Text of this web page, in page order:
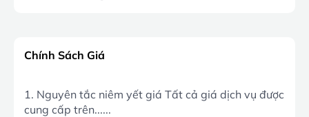
Chính Sách Giá
1. Nguyên tắc niêm yết giá Tất cả giá dịch vụ được
cung cấp trên......